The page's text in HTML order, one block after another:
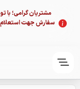
مشتریان گرامی؛ با
سفارش جهت